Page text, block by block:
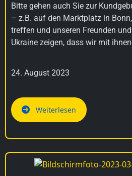
Bitte gehen auch Sie zur
– z.B. auf den Marktplatz in
treffen und unseren Freunden
Ukraine zeigen, dass wir mit
24. August 2023
Weiterlesen